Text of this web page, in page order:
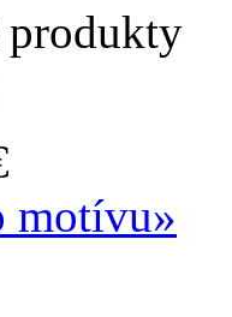
produkty
motívu»